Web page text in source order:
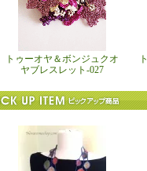
トゥーオヤ＆ボンジュクオ
ヤブレスレット-027